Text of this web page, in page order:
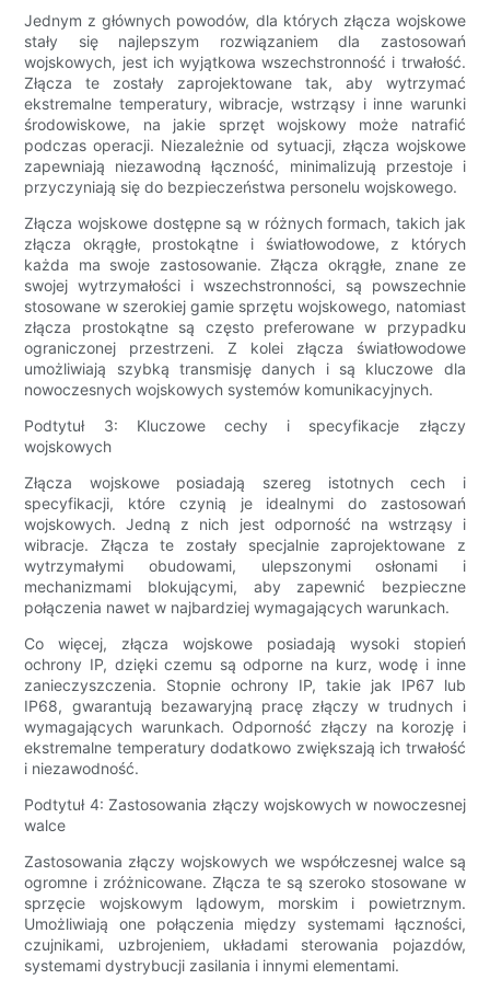
Jednym z głównych powodów, dla których złącza wojskowe
stały się najlepszym rozwiązaniem dla zastosowań
wojskowych, jest ich wyjątkowa wszechstronność i trwałość.
Złącza te zostały zaprojektowane tak, aby wytrzymać
ekstremalne temperatury, wibracje, wstrząsy i inne warunki
środowiskowe, na jakie sprzęt wojskowy może natrafić
podczas operacji. Niezależnie od sytuacji, złącza wojskowe
zapewniają niezawodną łączność, minimalizują przestoje i
przyczyniają się do bezpieczeństwa personelu wojskowego.
Złącza wojskowe dostępne są w różnych formach, takich jak
złącza okrągłe, prostokątne i światłowodowe, z których
każda ma swoje zastosowanie. Złącza okrągłe, znane ze
swojej wytrzymałości i wszechstronności, są powszechnie
stosowane w szerokiej gamie sprzętu wojskowego, natomiast
złącza prostokątne są często preferowane w przypadku
ograniczonej przestrzeni. Z kolei złącza światłowodowe
umożliwiają szybką transmisję danych i są kluczowe dla
nowoczesnych wojskowych systemów komunikacyjnych.
Podtytuł 3: Kluczowe cechy i specyfikacje złączy
wojskowych
Złącza wojskowe posiadają szereg istotnych cech i
specyfikacji, które czynią je idealnymi do zastosowań
wojskowych. Jedną z nich jest odporność na wstrząsy i
wibracje. Złącza te zostały specjalnie zaprojektowane z
wytrzymałymi obudowami, ulepszonymi osłonami i
mechanizmami blokującymi, aby zapewnić bezpieczne
połączenia nawet w najbardziej wymagających warunkach.
Co więcej, złącza wojskowe posiadają wysoki stopień
ochrony IP, dzięki czemu są odporne na kurz, wodę i inne
zanieczyszczenia. Stopnie ochrony IP, takie jak IP67 lub
IP68, gwarantują bezawaryjną pracę złączy w trudnych i
wymagających warunkach. Odporność złączy na korozję i
ekstremalne temperatury dodatkowo zwiększają ich trwałość
i niezawodność.
Podtytuł 4: Zastosowania złączy wojskowych w nowoczesnej
walce
Zastosowania złączy wojskowych we współczesnej walce są
ogromne i zróżnicowane. Złącza te są szeroko stosowane w
sprzęcie wojskowym lądowym, morskim i powietrznym.
Umożliwiają one połączenia między systemami łączności,
czujnikami, uzbrojeniem, układami sterowania pojazdów,
systemami dystrybucji zasilania i innymi elementami.